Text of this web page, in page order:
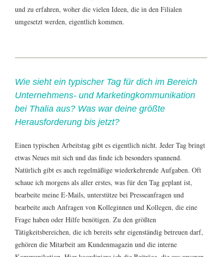
und zu erfahren, woher die vielen Ideen, die in den Filialen
umgesetzt werden, eigentlich kommen.
Wie sieht ein typischer Tag für dich im Bereich
Unternehmens- und Marketingkommunikation
bei Thalia aus? Was war deine größte
Herausforderung bis jetzt?
Einen typischen Arbeitstag gibt es eigentlich nicht. Jeder Tag bringt
etwas Neues mit sich und das finde ich besonders spannend.
Natürlich gibt es auch regelmäßige wiederkehrende Aufgaben. Oft
schaue ich morgens als aller erstes, was für den Tag geplant ist,
bearbeite meine E-Mails, unterstütze bei Presseanfragen und
bearbeite auch Anfragen von Kolleginnen und Kollegen, die eine
Frage haben oder Hilfe benötigen. Zu den größten
Tätigkeitsbereichen, die ich bereits sehr eigenständig betreuen darf,
gehören die Mitarbeit am Kundenmagazin und die interne